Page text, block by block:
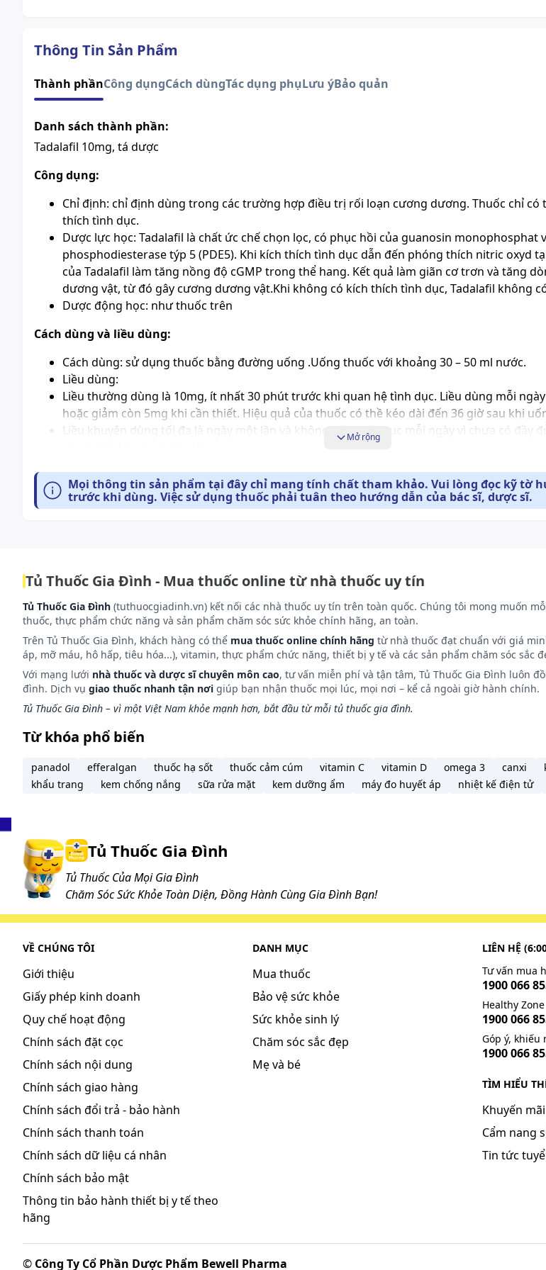
Thông Tin Sản Phẩm
Thành phầnCông dụngCách dùngTác dụng phụLưu ýBảo quản
Danh sách thành phần:
Tadalafil 10mg, tá dược
Công dụng:
Chỉ định: chỉ định dùng trong các trường hợp điều trị rối loạn cương dương. Thuốc chỉ có
thích tình dục.
Dược lực học: Tadalafil là chất ức chế chọn lọc, có phục hồi của guanosin monophosphat
phosphodiesterase týp 5 (PDE5). Khi kích thích tình dục dẫn đến phóng thích nitric oxyd
của Tadalafil làm tăng nồng độ cGMP trong thể hang. Kết quả làm giãn cơ trơn và tăng
dương vật, từ đó gây cương dương vật.Khi không có kích thích tình dục, Tadalafil không
Dược động học: như thuốc trên
Cách dùng và liều dùng:
Cách dùng: sử dụng thuốc bằng đường uống .Uống thuốc với khoảng 30 – 50 ml nước.
Liều dùng:
Liều thường dùng là 10mg, ít nhất 30 phút trước khi quan hệ tình dục. Liều dùng mỗi
hoặc giảm còn 5mg khi cần thiết. Hiệu quả của thuốc có thề kéo dài đến 36 giờ sau khi
Liều khuyên dùng tối đa là ngày một lần và không dùng liên tục mỗi ngày vì chưa có đầy
Bệnh nhân suy gan: Ở bệnh nhân suy gan mức độ nhẹ đến vừa, liều tối đa không quá 10
dùng tadalafil cho bệnh nhân suy gan nặng.
Bệnh nhân đã ổn định với chế độ điều trị dùng thuốc chẹn thụ thể alpha, nên dùng
Bệnh nhân dùng các thuốc ức chế mạnh cytochrom P450 isoenzym CYP3A4, không nên
một lần mỗi 72 giờ.
Xử trí quá liều:
Xử trí quên liều:
Tác dụng phụ có thể gặp:
Trên hệ thần kinh: Nhức đầu, chóng mặt, hoa mắt, buồn ngủ.
Chống chỉ định:
Bệnh nhân huyết áp thấp hoặc huyết áp cao.
Bệnh nhân quá mẫn với bất kỳ thành phần nào của thuốc.
Thận trọng:
Ảnh hưởng khả năng lái xe & vận hành máy móc: Đối với người lái xe và vận hành máy
nặng: Thuốc Tadalafil Stella 10mg có thể gây ra tác dụng: Nhức đầu, chóng mặt, hoa
đến khả năng tập trung của người lái xe và vận hành máy móc, người lao động nặng.
Phụ nữ thời kì mang thai & cho con bú: không được chỉ định
Tương tác thuốc:
Thuốc ức chế enzym CYP3A4: Errythromycin, Itraconazol, nước ép nho…
Thuốc ức chế enzym Protease: Ritonavir.
Thuốc Ethinylestradiol.
Tương kỵ thuốc:
Cách bảo quản:
Đựng thuốc trong bao bì kín, nhiệt độ từ 25 – 30 độ C, để ở nơi khô ráo tránh ẩm ướt và va
lạnh. Tránh xa tầm tay trẻ em
Mở rộng
Mọi thông tin sản phẩm tại đây chỉ mang tính chất tham khảo. Vui lòng đọc kỹ tờ
trước khi dùng. Việc sử dụng thuốc phải tuân theo hướng dẫn của bác sĩ, dược sĩ.
Tủ Thuốc Gia Đình - Mua thuốc online từ nhà thuốc uy tín
Tủ Thuốc Gia Đình (tuthuocgiadinh.vn) kết nối các nhà thuốc uy tín trên toàn quốc. Chúng tôi mong muốn
thuốc, thực phẩm chức năng và sản phẩm chăm sóc sức khỏe chính hãng, an toàn.
Trên Tủ Thuốc Gia Đình, khách hàng có thể mua thuốc online chính hãng từ nhà thuốc đạt chuẩn với giá
áp, mỡ máu, hô hấp, tiêu hóa...), vitamin, thực phẩm chức năng, thiết bị y tế và các sản phẩm chăm sóc
Với mạng lưới nhà thuốc và dược sĩ chuyên môn cao, tư vấn miễn phí và tận tâm, Tủ Thuốc Gia Đình luôn
đình. Dịch vụ giao thuốc nhanh tận nơi giúp bạn nhận thuốc mọi lúc, mọi nơi – kể cả ngoài giờ hành chính.
Tủ Thuốc Gia Đình – vì một Việt Nam khỏe mạnh hơn, bắt đầu từ mỗi tủ thuốc gia đình.
Từ khóa phổ biến
panadol efferalgan thuốc hạ sốt thuốc cảm cúm vitamin C vitamin D omega 3 canxi
khẩu trang
kem chống nắng sữa rửa mặt kem dưỡng ẩm máy đo huyết áp nhiệt kế điện tử
Tủ Thuốc Gia Đình
Tủ Thuốc Của Mọi Gia Đình
Chăm Sóc Sức Khỏe Toàn Diện, Đồng Hành Cùng Gia Đình Bạn!
VỀ CHÚNG TÔI
Giới thiệu
Giấy phép kinh doanh
Quy chế hoạt động
Chính sách đặt cọc
Chính sách nội dung
Chính sách giao hàng
Chính sách đổi trả - bảo hành
Chính sách thanh toán
Chính sách dữ liệu cá nhân
Chính sách bảo mật
Thông tin bảo hành thiết bị y tế theo
hãng
DANH MỤC
Mua thuốc
Bảo vệ sức khỏe
Sức khỏe sinh lý
Chăm sóc sắc đẹp
Mẹ và bé
LIÊN HỆ
Tư vấn mua
1900 066
Healthy Zone
1900 066
Góp ý, khiếu
1900 066
TÌM HIỂU
Khuyến
Cẩm nang
Tin tức
© Công Ty Cổ Phần Dược Phẩm Bewell Pharma